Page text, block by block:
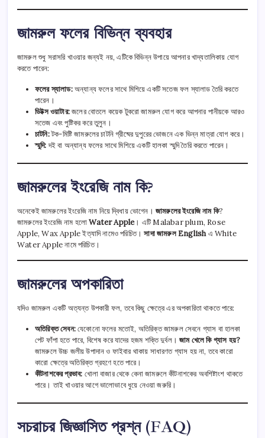
জামরুল ফলের বিভিন্ন ব্যবহার
জামরুল শুধু সরাসরি খাওয়ার জন্যই নয়, এটিকে বিভিন্ন উপায়ে আপনার খাদ্যতালিকায় যোগ
করতে পারেন:
ফলের স্যালাড:অন্যান্য ফলের সাথে মিশিয়ে একটি সতেজ ফল স্যালাড তৈরি করতে
পারেন।
ডিটক্স ওয়াটার:জলের বোতলে কয়েক টুকরো জামরুল যোগ করে আপনার পানীয়কে আরও
সতেজ এবং পুষ্টিকর করে তুলুন।
চাটনি:টক-মিষ্টি জামরুলের চাটনি গ্রীষ্মের দুপুরের ভোজনে এক ভিন্ন মাত্রা যোগ করে।
স্মুদি:দই বা অন্যান্য ফলের সাথে মিশিয়ে একটি হালকা স্মুদি তৈরি করতে পারেন।
জামরুলের ইংরেজি নাম কি?
অনেকেই জামরুলের ইংরেজি নাম নিয়ে দ্বিধায় ভোগেন। জামরুলের ইংরেজি নাম কি?
জামরুলের ইংরেজি নাম হলোWater Apple। এটি Malabar plum, Rose
Apple, Wax Apple ইত্যাদি নামেও পরিচিত।সাদা জামরুল Englishএ White
Water Apple নামে পরিচিত।
জামরুলের অপকারিতা
যদিও জামরুল একটি অত্যন্ত উপকারী ফল, তবে কিছু ক্ষেত্রে এর অপকারিতা থাকতে পারে:
অতিরিক্ত সেবন:যেকোনো ফলের মতোই, অতিরিক্ত জামরুল সেবনে গ্যাস বা হালকা
পেট ফাঁপা হতে পারে, বিশেষ করে যাদের হজম শক্তি দুর্বল।জাম খেলে কি গ্যাস হয়?
জামরুলে উচ্চ জলীয় উপাদান ও ফাইবার থাকায় সাধারণত গ্যাস হয় না, তবে কারো
কারো ক্ষেত্রে অতিরিক্ত গ্রহণে হতে পারে।
কীটনাশকের প্রভাব: খোলা বাজার থেকে কেনা জামরুলে কীটনাশকের অবশিষ্টাংশ থাকতে
পারে। তাই খাওয়ার আগে ভালোভাবে ধুয়ে নেওয়া জরুরি।
সচরাচর জিজ্ঞাসিত প্রশ্ন (FAQ)